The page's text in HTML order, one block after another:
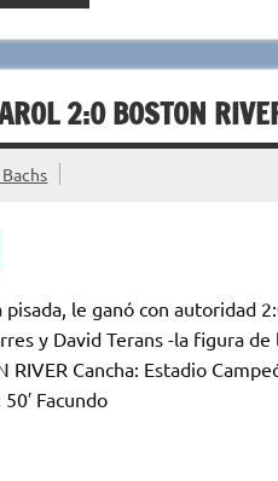
2:0 BOSTON
pisada, le ganó con autoridad
y David Terans -la figura
RIVER Cancha: Estadio
Facundo